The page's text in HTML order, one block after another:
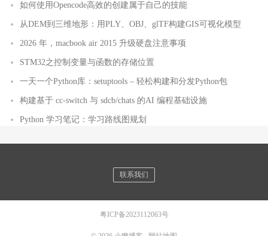
如何使用Opencode高效的创建属于自己的技能
从DEM到三维地形：用PLY、OBJ、glTF构建GIS可视化模型
2026 年，macbook air 2015 升级硬盘注意事项
STM32之控制变量与函数的存储位置
一天一个Python库：setuptools – 轻松构建和分发Python包
构建基于 cc-switch 与 sdcb/chats 的AI 编程基础设施
Python 学习笔记：学习路线图规划
联系我们
粤ICP备2023112063号